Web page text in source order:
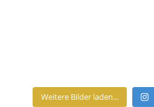
Weitere Bilder laden...